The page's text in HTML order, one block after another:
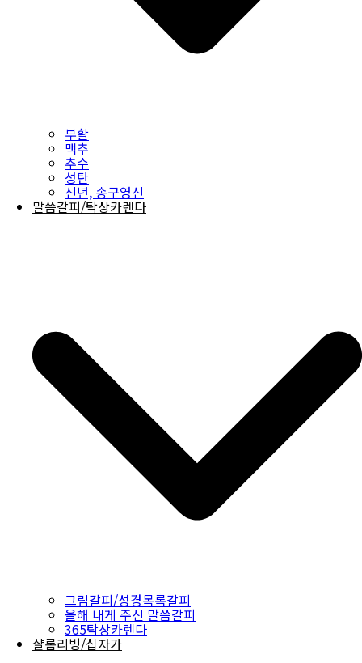
부활
맥추
추수
성탄
신년, 송구영신
말씀갈피/탁상카렌다
그림갈피/성경목록갈피
올해 내게 주신 말씀갈피
365탁상카렌다
샬롬리빙/십자가